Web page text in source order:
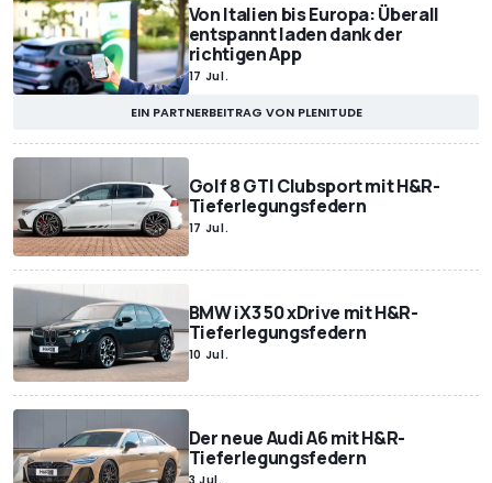
Von Italien bis Europa: Überall
entspannt laden dank der
richtigen App
17 Jul.
EIN PARTNERBEITRAG VON PLENITUDE
Golf 8 GTI Clubsport mit H&R-
Tieferlegungsfedern
17 Jul.
BMW iX3 50 xDrive mit H&R-
Tieferlegungsfedern
10 Jul.
Der neue Audi A6 mit H&R-
Tieferlegungsfedern